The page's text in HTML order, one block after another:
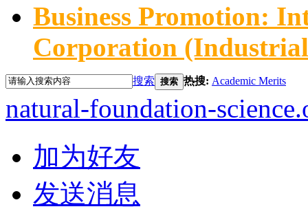
Business Promotion:
Corporation
搜索 搜索 热搜: Academic Merits
natural-foundation-
加为好友
发送消息